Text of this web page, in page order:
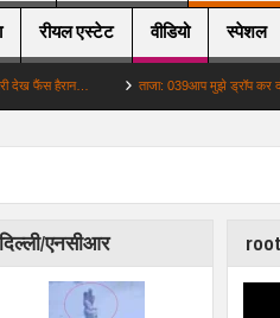
रीयल एस्टेट वीडियो स्पेशल
हैरान… ताजा: 039आप मुझे ड्रॉप कर दो039
एनसीआर